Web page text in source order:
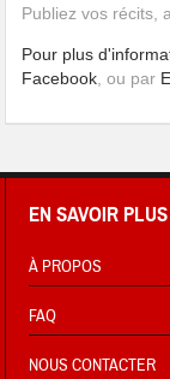
Publiez vos récits,
Pour plus
Facebook , ou par
EN SAVOIR
À PROPOS
FAQ
NOUS CONTACTER